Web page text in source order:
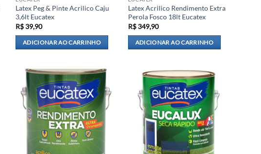
Latex Peg & Pinte Acrilico Caju
3,6lt Eucatex
R$39,90
ADICIONAR AO CARRINHO
Latex Acrilico Rendimento Extra
Perola Fosco 18lt Eucatex
R$349,90
ADICIONAR AO CARRINHO